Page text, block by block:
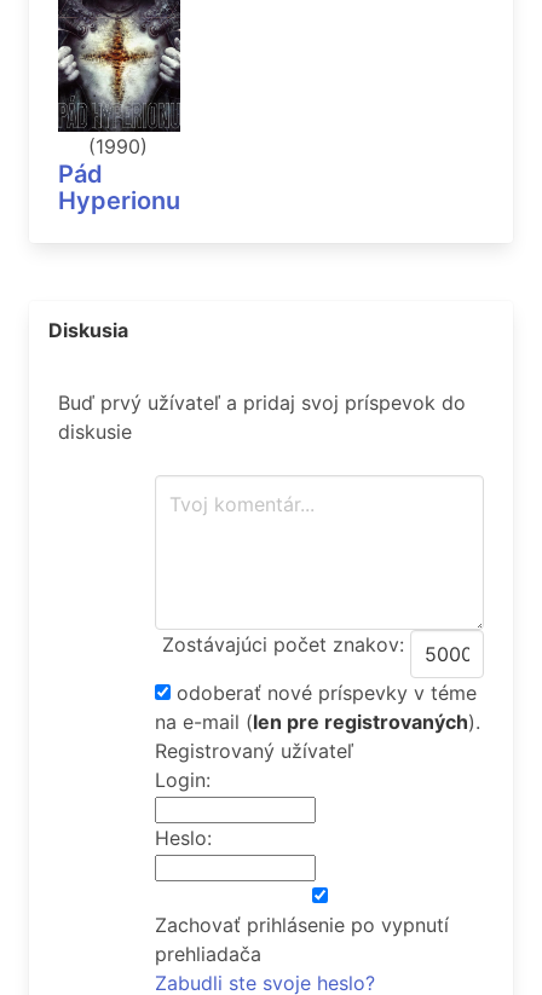
(1990)
Pád
Hyperionu
Diskusia
Buď prvý užívateľ a pridaj svoj príspevok do
diskusie
Zostávajúci počet znakov:
odoberať nové príspevky v téme
na e-mail (len pre registrovaných).
Registrovaný užívateľ
Login:
Heslo:
Zachovať prihlásenie po vypnutí
prehliadača
Zabudli ste svoje heslo?